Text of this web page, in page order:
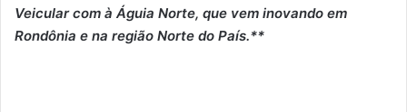
Veicular com à Águia Norte, que vem inovando em
Rondônia e na região Norte do País.**